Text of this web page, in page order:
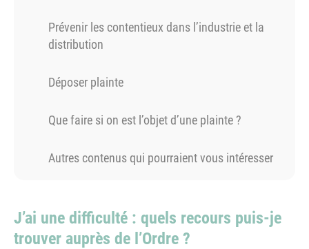
Prévenir les contentieux dans l’industrie et la
distribution
Déposer plainte
Que faire si on est l’objet d’une plainte ?
Autres contenus qui pourraient vous intéresser
J’ai une difficulté : quels recours puis-je
trouver auprès de l’Ordre ?